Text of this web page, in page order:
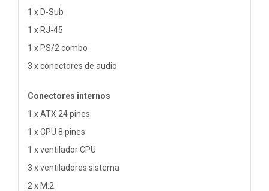
1 x D-Sub
1 x RJ-45
1 x PS/2 combo
3 x conectores de audio
Conectores internos
1 x ATX 24 pines
1 x CPU 8 pines
1 x ventilador CPU
3 x ventiladores sistema
2 x M.2